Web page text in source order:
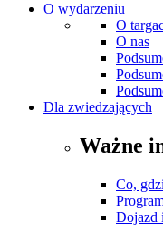
O wydarzeniu
O
O nas
Dla zwiedzających
Ważne
Co,
Dojazd